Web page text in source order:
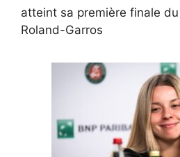
atteint sa première finale
Roland-Garros